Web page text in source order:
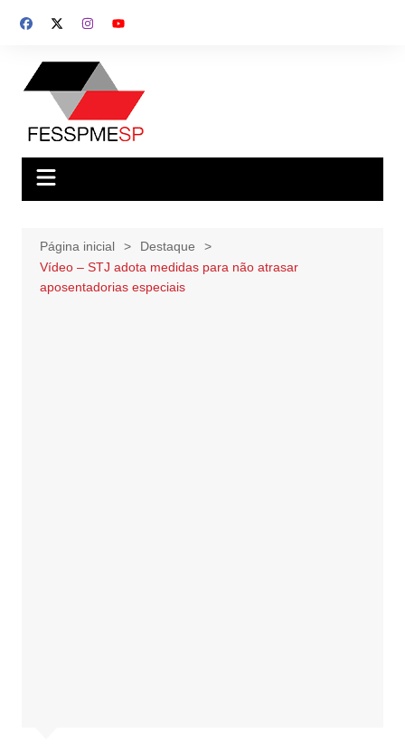
para
conteúdo
Página inicial
Destaque
Vídeo – STJ adota medidas para não atrasar
aposentadorias especiais